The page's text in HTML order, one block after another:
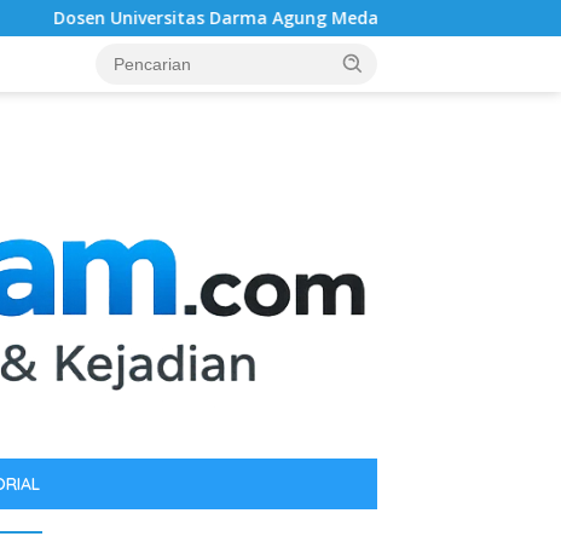
Darma Agung Medan Dr. Gema Rahmadani, ST.,SH.,MH. Raih